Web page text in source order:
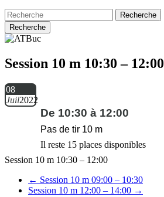
Recherche
Session 10 m 10:30 – 12:00
08
Juil2022
De 10:30 à 12:00
Pas de tir 10 m
Il reste 15 places disponibles
Session 10 m 10:30 – 12:00
← Session 10 m 09:00 – 10:30
Session 10 m 12:00 – 14:00 →